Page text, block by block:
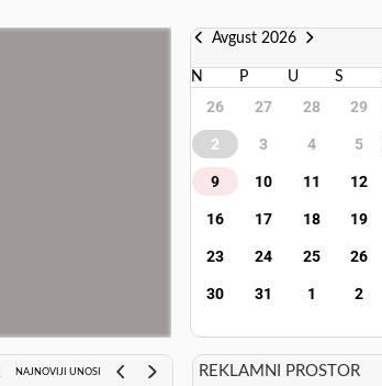
Avgust 2026
N P U S
26 27 28 29
2 3 4 5
9 10 11 12
16 17 18 19
23 24 25 26
30 31 1 2
NAJNOVIJI UNOSI REKLAMNI PROSTOR